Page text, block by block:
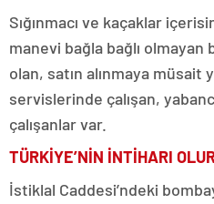
Sığınmacı ve kaçaklar
manevi bağla bağlı olmayan
olan, satın alınmaya müsait
servislerinde çalışan,
çalışanlar var.
TÜRKİYE’NİN İNTİHARI
İstiklal Caddesi’ndeki